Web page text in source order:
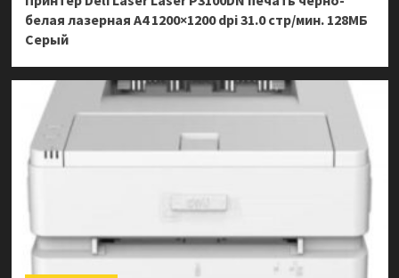
белая лазерная A4 1200×1200 dpi 31.0 стр/мин. 128МБ
Серый